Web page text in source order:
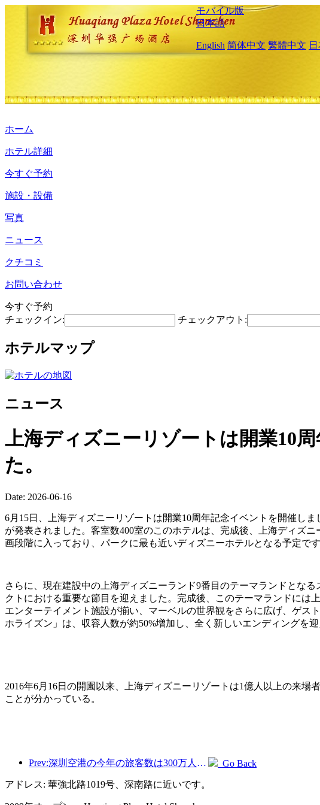
モバイル版
日本語
English 简体中文 繁體中文
ホーム
ホテル詳細
今すぐ予約
施設・設備
写真
ニュース
クチコミ
お問い合わせ
今すぐ予約
チェックイン:
チェックアウト:
ホテルマップ
ニュース
上海ディズニーリゾートは開業10
た。
Date: 2026-06-16
6月15日、上海ディズニーリゾートは開業10周年記念イベントを開催し
が発表されました。客室数400室のこのホテルは、完成後、上海ディズ
画段階に入っており、パークに最も近いディズニーホテルとなる予定です
さらに、現在建設中の上海ディズニーランド9番目のテーマランドとな
クトにおける重要な節目を迎えました。完成後、このテーマランドには
エンターテイメント施設が揃い、マーベルの世界観をさらに広げ、ゲス
ホライズン」は、収容人数が約50%増加し、全く新しいエンディングを迎
2016年6月16日の開園以来、上海ディズニーリゾートは1億人以上の来
ことが分かっている。
Prev:深圳空港の今年の旅客数は300万人を超え、同期間の新記録を樹立した。 Go Back
アドレス: 華強北路1019号、深南路に近いです。